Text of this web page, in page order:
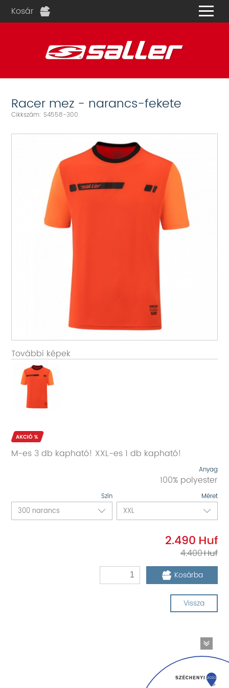
Kosár
Racer mez - narancs-fekete
Cikkszám: S4558-300
További képek
M-es 3 db kapható! XXL-es 1 db kapható!
Szín Méret
Anyag
100% polyester
2.490
4.400
Kosárba
Vissza